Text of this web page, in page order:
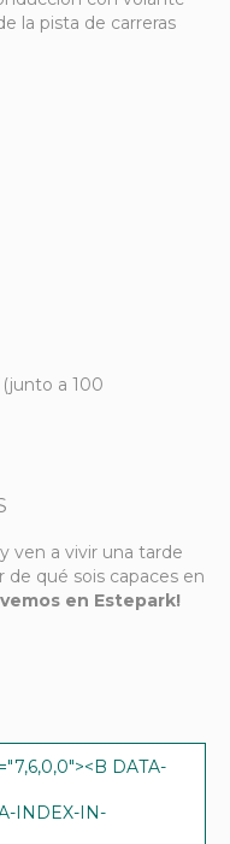
la pista de carreras
(junto a 100
ven a vivir una tarde
de qué sois capaces en
vemos en Estepark!
DATA-
INDEX-IN-